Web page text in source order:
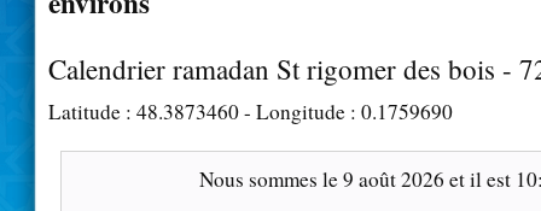
Calendrier ramadan St rigomer des bois -
Latitude : 48.3873460- Longitude : 0.1759690
Nous sommes le9 août 2026 et il est